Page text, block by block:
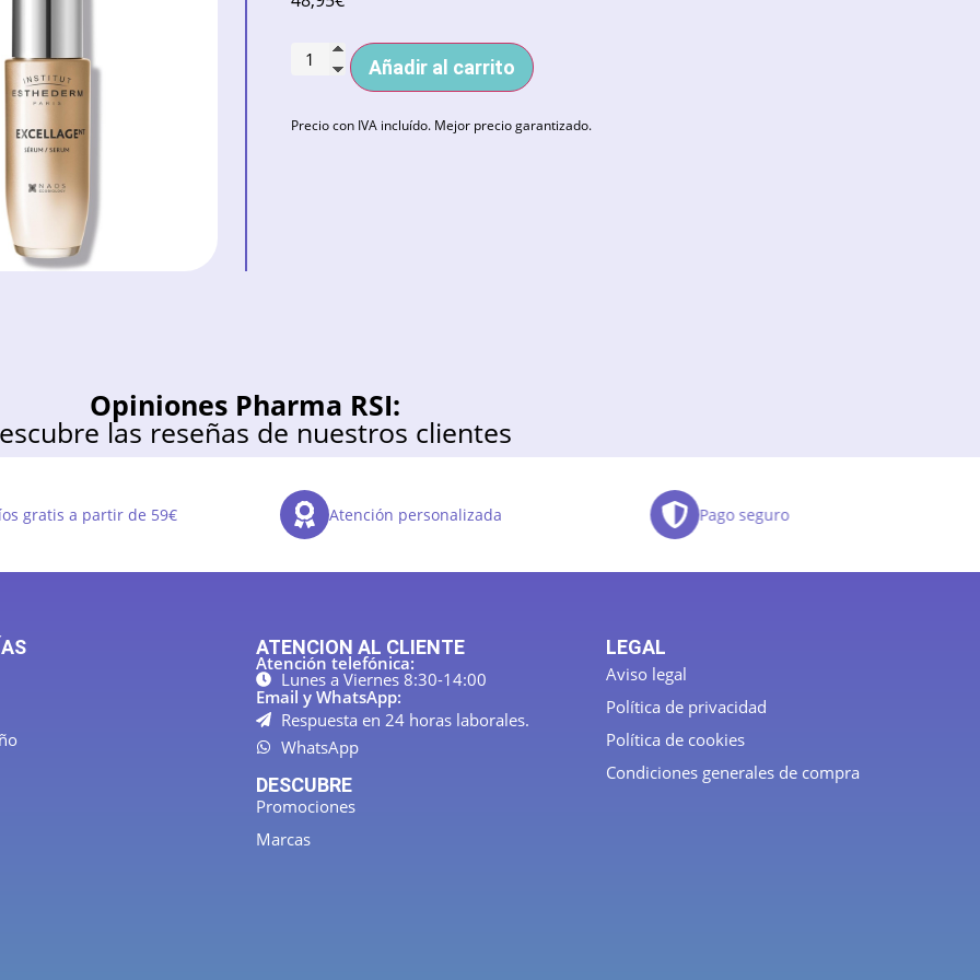
Añadir al carrito
Precio con IVA incluído. Mejor precio garantizado.
Opiniones Pharma RSI:
las reseñas de nuestros clientes
gratis a partir de 59€ Atención personalizada Pago seguro
ATENCION AL CLIENTE
Atención telefónica:
Lunes a Viernes 8:30-14:00
Email y WhatsApp:
Respuesta en 24 horas laborales.
WhatsApp
DESCUBRE
Promociones
Marcas
LEGAL
Aviso legal
Política de privacidad
Política de cookies
Condiciones generales de compra